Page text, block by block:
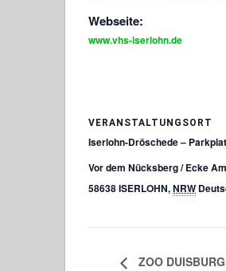
Webseite:
www.vhs-iserlohn.de
VERANSTALTUNGSORT
Iserlohn-Dröschede –
Vor dem Nücksberg / Ecke
58638 ISERLOHN,NRW
ZOO